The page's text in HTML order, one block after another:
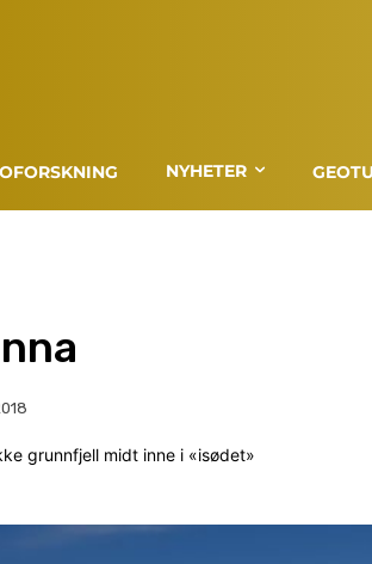
NYHETER
grunnfjell midt inne i «isødet»